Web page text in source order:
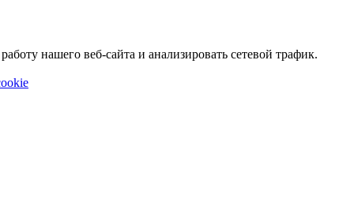
нашего веб-сайта и анализировать сетевой трафик.